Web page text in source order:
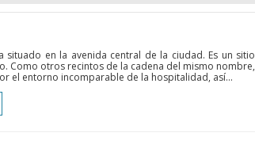
situado en la avenida central de la ciudad. Es un sitio
Como otros recintos de la cadena del mismo nombre,
el entorno incomparable de la hospitalidad, así...